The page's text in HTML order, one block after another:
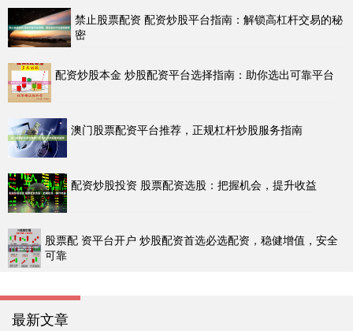
禁止股票配资 配资炒股平台指南：解锁高杠杆交易的秘
密
配资炒股本金 炒股配资平台选择指南：助你选出可靠平台
澳门股票配资平台推荐，正规杠杆炒股服务指南
配资炒股投资 股票配资选股：把握机会，提升收益
股票配 资平台开户 炒股配资首选必选配资，稳健增值，安全
可靠
最新文章